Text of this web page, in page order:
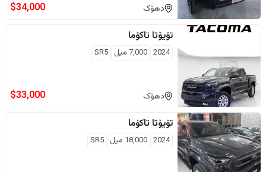
دهۆک $34,000
تۆیۆتا تاکۆما
2024
7,000 ميل SR5
دهۆک $33,000
تۆیۆتا تاکۆما
2024
18,000 ميل SR5